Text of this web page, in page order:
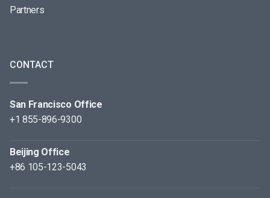
Partners
CONTACT
San Francisco Office
+1 855-896-9300
Beijing Office
+86 105-123-5043